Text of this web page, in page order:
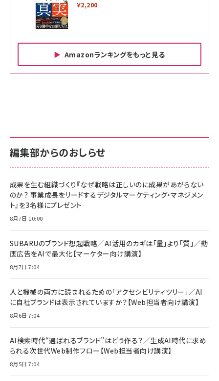
￥2,200
Amazonランキングをもっと見る
￥880
anan(アンアン)2026/06/24号 No.2500増刊
スペシャルエディション[王道エンタメの矜持／
￥1,100
anan(アンアン)2026/07/08号 No.2502[2026
￥880
ママ投資家が育休中に１億貯めた株式投資
組織の成果を最大化する ルールのデザイン
￥1,980
Amazonランキングをもっと見る
サポート正規品 メーカー保証5年 KLMEA128G
NIMASO ガラスフィルム iPhone 17 用 保護フィ
すい ガイド枠付き いPhone17 (6.3インチ) 対応
2枚セット DSP25F1698
￥1,599
￥6,980
全ワイヤレスイヤホン/アクティブノイズキャンセリ
技術基準適合】ブラック
￥5,990
ケーブル Anker絡まないケーブル 240W 結束バン
ド付き USB PD対応 シリコン素材採用 iPhone
17 / 16 / 15 / Galaxy iPad Pro MacBook
Pro/Air 各種対応 (1.8m ミッドナイトブラック)
￥1,890
サポート正規品 メーカー保証5年 KLMEA128G
Amazon eギフトカード - Amazonロゴ - クラ
￥5,000
Anker PowerLine III Flow USB-C & USB-C
Pro/Air 各種対応 (1.8m ミッドナイトブラック)
￥1,890
サッポロ 生ビール 黒ラベル 350ml 缶 24本 ビー
ル ケース買い【6/30応募〆切! 黒ラベルビヤセラー
￥4,857
編集部からのおしらせ
成果を生む組織づくり『なぜ戦略は正しいのに成果があがらない
のか？ 事業成長をリードするデジタルマーケティング・マネジメン
ト』を3名様にプレゼント
8月7日 10:00
SUBARUのブランド想起戦略／AI活用のカギは「量」より「質」／動
画広告をAIで最大化【マーケター向け講演】
8月7日 7:04
人と機械の両方に読まれるための「アクセシビリティツリー」／AI
に自社ブランドは表示されていますか？【Web担当者向け講演】
8月6日 7:04
AI検索時代“選ばれるブランド”はどう作る？／生成AI時代に求め
られる次世代Web制作フロー【Web担当者向け講演】
8月5日 7:04